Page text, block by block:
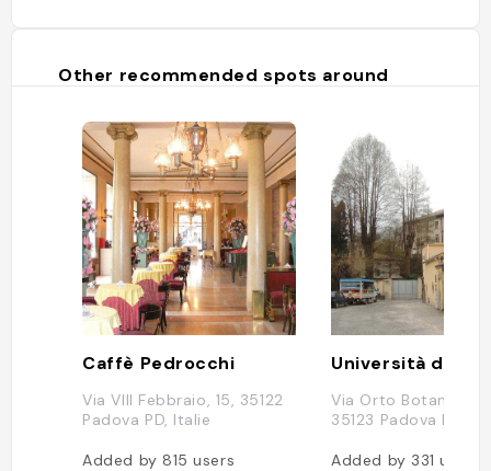
Other recommended spots around
Caffè Pedrocchi
Via VIII Febbraio, 15, 35122
Padova PD, Italie
Added by815users
Via Orto Botanico,
35123 Padova PD,
Added by 331users